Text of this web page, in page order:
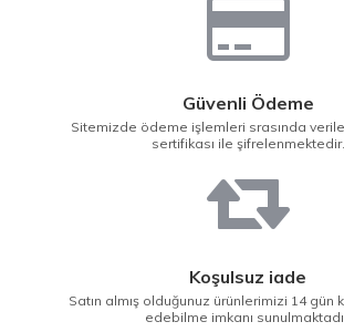
Güvenli Ödeme
Sitemizde ödeme işlemleri srasında veriler
sertifikası ile şifrelenmektedir.
Koşulsuz iade
Satın almış olduğunuz ürünlerimizi 14 gün
edebilme imkanı